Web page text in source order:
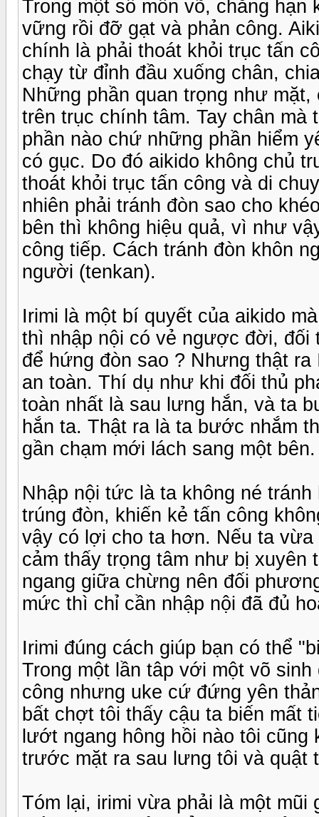
Trong một số môn võ, chẳng
vững rồi đỡ gạt và phản công.
chính là phải thoát khỏi trục tấn
chạy từ đỉnh đầu xuống chân,
Những phần quan trọng như
trên trục chính tâm. Tay chân
phần nào chứ những phần hiểm
có gục. Do đó aikido không chủ
thoát khỏi trục tấn công và di
nhiên phải tránh đòn sao cho
bên thì không hiệu quả, vì như
công tiếp. Cách tránh đòn khôn
người (tenkan).
Irimi là một bí quyết của aikido
thì nhập nội có vẻ ngược đời, đối
để hứng đòn sao ? Nhưng thật
an toàn. Thí dụ như khi đối thủ
toàn nhất là sau lưng hắn, và ta
hắn ta. Thật ra là ta bước nhắm
gần chạm mới lách sang một bên.
Nhập nội tức là ta không né
trúng đòn, khiến kẻ tấn công
vậy có lợi cho ta hơn. Nếu ta
cảm thấy trọng tâm như bị
ngang giữa chừng nên đối
mức thì chỉ cần nhập nội đã đủ
Irimi đúng cách giúp bạn có thể
Trong một lần tâp với một võ
công nhưng uke cứ đứng yên
bất chợt tôi thấy cậu ta biến mất
lướt ngang hông hồi nào tôi
trước mặt ra sau lưng tôi và quật
Tóm lại, irimi vừa phải là một